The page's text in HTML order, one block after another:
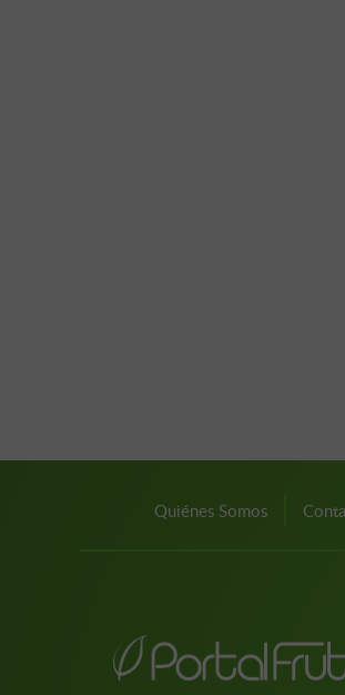
Quiénes Somos